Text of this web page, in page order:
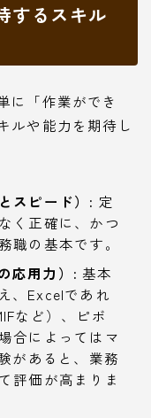
するスキル
に「作業ができ
ルや能力を期待し
スピード）: 定
く正確に、かつ
職の基本です。
応用力）: 基本
、Excelであれ
など）、ピボ
合によってはマ
があると、業務
評価が高まりま